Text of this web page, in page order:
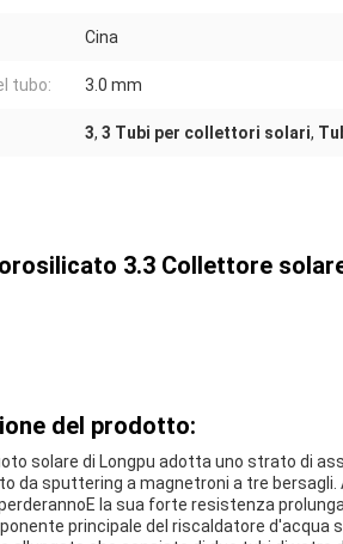
Cina
tubo: 3.0 mm
3, 3 Tubi per collettori solari,
3.3 Collettore
del prodotto:
solare di Longpu adotta uno strato di
da sputtering a magnetroni a tre bersagli.
la sua forte resistenza
principale del riscaldatore d'acqua